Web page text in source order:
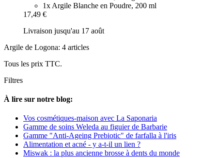
1x Argile Blanche en Poudre, 200 ml
17,49 €
Livraison jusqu'au 17 août
Argile de Logona: 4 articles
Tous les prix TTC.
Filtres
À lire sur notre blog:
Vos cosmétiques-maison avec La Saponaria
Gamme de soins Weleda au figuier de Barbarie
Gamme "Anti-Ageing Prebiotic" de farfalla à l'iris
Alimentation et acné - y a-t-il un lien ?
Miswak : la plus ancienne brosse à dents du monde